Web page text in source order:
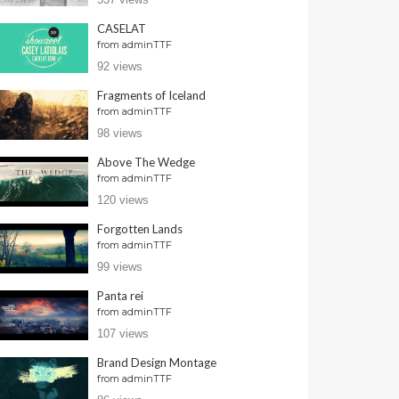
CASELAT
from adminTTF
92 views
Fragments of Iceland
from adminTTF
98 views
Above The Wedge
from adminTTF
120 views
Forgotten Lands
from adminTTF
99 views
Panta rei
from adminTTF
107 views
Brand Design Montage
from adminTTF